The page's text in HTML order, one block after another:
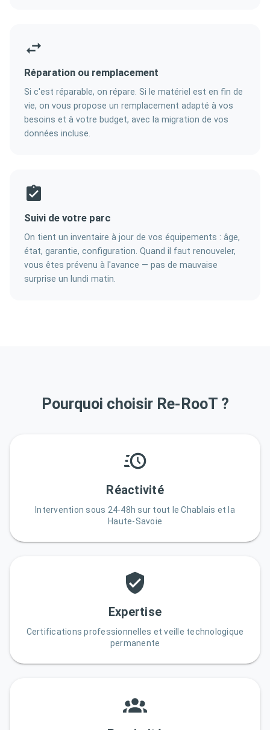
Réparation ou remplacement
Si c'est réparable, on répare. Si le matériel est en fin de
vie, on vous propose un remplacement adapté à vos
besoins et à votre budget, avec la migration de vos
données incluse.
Suivi de votre parc
On tient un inventaire à jour de vos équipements : âge,
état, garantie, configuration. Quand il faut renouveler,
vous êtes prévenu à l'avance — pas de mauvaise
surprise un lundi matin.
Pourquoi choisir Re-RooT ?
Réactivité
Intervention sous 24-48h sur tout le Chablais et la
Haute-Savoie
Expertise
Certifications professionnelles et veille technologique
permanente